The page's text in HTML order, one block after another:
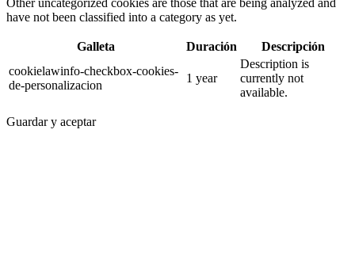
Other uncategorized cookies are those that are being analyzed and
have not been classified into a category as yet.
Galleta Duración
Descripción
cookielawinfo-checkbox-cookies-
de-personalizacion
1 year
Description is
currently not
available.
Guardar y aceptar